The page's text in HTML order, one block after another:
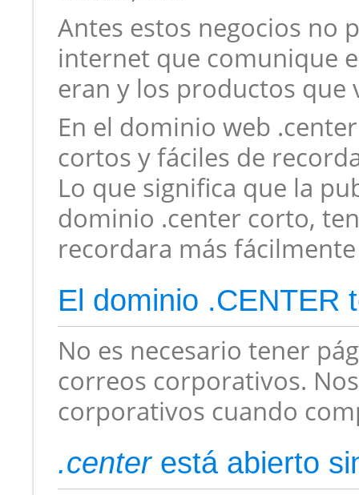
Antes estos negocios no
internet que comunique
eran y los productos que
En el dominio web
cortos y fáciles de
Lo que significa que la
dominio .center corto,
recordara más
El dominio .CENTER
No es necesario tener
correos corporativos.
corporativos cuando
.centerestá abierto